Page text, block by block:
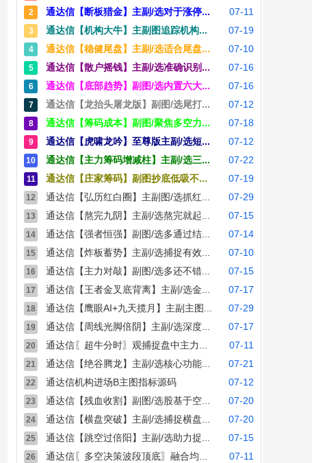
2 通达信【断板猎金】主副/选对于涨停... 07-11
3 通达信【机构大牛】主副图追踪机构... 07-19
4 通达信【稳健尾盘】主副/选适合尾盘... 07-10
5 通达信【散户摇钱】主副/选准确识别... 07-16
6 通达信【底部趋势】副图/选内置六大... 07-16
7 通达信【龙抬头屠龙版】副图/选尾打... 07-12
8 通达信【筹码成本】副图/聚焦多空力... 07-18
9 通达信【虎啸龙吟】至尊版主副/选短... 07-12
10 通达信【主力筹码增减柱】主副/选三... 07-22
11 通达信【庄家筹码】副图抄底低吸不... 07-19
12 通达信【弘历红白圈】主副图/选抓红... 07-29
13 通达信【熬完九阴】主副/选熬完就起... 07-15
14 通达信【强者恒强】副图/选多通过结... 07-14
15 通达信【炸板蓄势】主副/选捕捉有效... 07-10
16 通达信【主力对敲】副图/选多还不错... 07-15
17 通达信【王者金叉底背离】主副/选金... 07-17
18 通达信【鹰眼AI+九天揽月】主副主图... 07-29
19 通达信【周线光脚倍阴】主副/选深度... 07-17
20 通达信〖超牛分时〗观捕捉盘中主力... 07-11
21 通达信【绝谷腾龙】主副/选核心功能... 07-21
22 通达信机构进场B主图指标源码 07-12
23 通达信【残血收割】副图/选股基于空... 07-20
24 通达信【横盘突破】主副/选捕捉横盘... 07-20
25 通达信【跳空过倍阳】主副/选助力捉... 07-15
26 通达信〖多空决策波段顶底〗融合均... 07-11